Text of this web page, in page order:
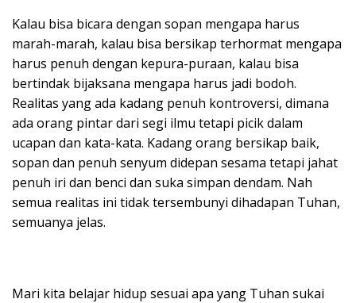
Kalau bisa bicara dengan sopan mengapa harus
marah-marah, kalau bisa bersikap terhormat mengapa
harus penuh dengan kepura-puraan, kalau bisa
bertindak bijaksana mengapa harus jadi bodoh.
Realitas yang ada kadang penuh kontroversi, dimana
ada orang pintar dari segi ilmu tetapi picik dalam
ucapan dan kata-kata. Kadang orang bersikap baik,
sopan dan penuh senyum didepan sesama tetapi jahat
penuh iri dan benci dan suka simpan dendam. Nah
semua realitas ini tidak tersembunyi dihadapan Tuhan,
semuanya jelas.
Mari kita belajar hidup sesuai apa yang Tuhan sukai